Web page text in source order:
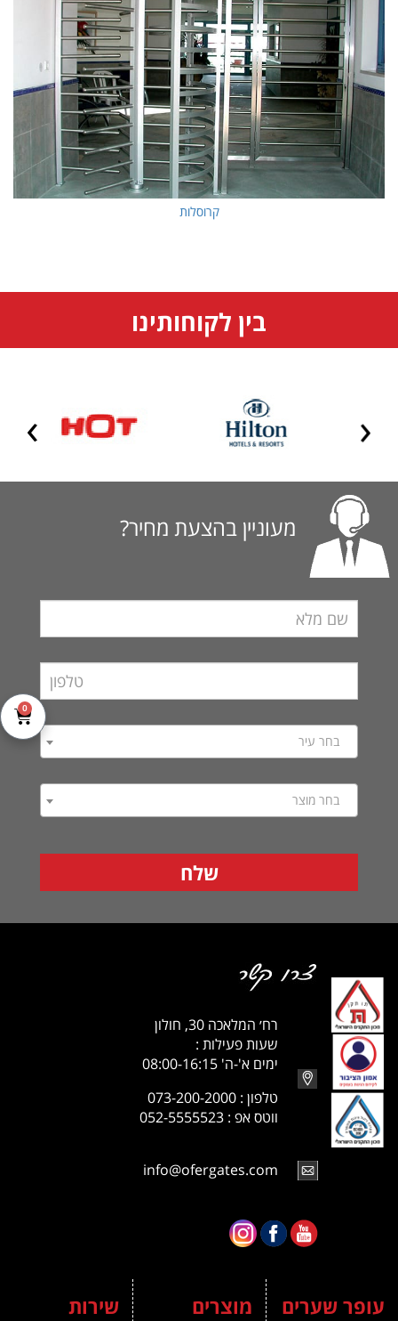
קרוסלות
בין לקוחותינו
מעוניין בהצעת מחיר?
בחר עיר
בחר מוצר
רח׳ המלאכה 30, חולון
שעות פעילות :
ימים א'-ה' 08:00-16:15
טלפון : 073-200-2000
ווטס אפ : 052-5555523
info@ofergates.com
עופר שערים מוצרים
שירות
0